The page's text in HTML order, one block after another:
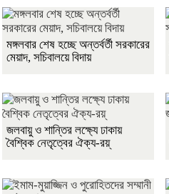
মঙ্গলবার শেষ হচ্ছে অন্তর্বর্তী সরকারের
মেয়াদ, সচিবালয়ে বিদায়
জলবায়ু ও শান্তির লক্ষ্যে ঢাকায়
বৈশ্বিক নেতৃত্বের ঐক্য-রয়্